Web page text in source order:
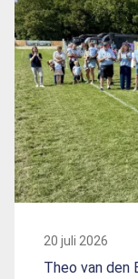
20 juli 2026
Theo van den